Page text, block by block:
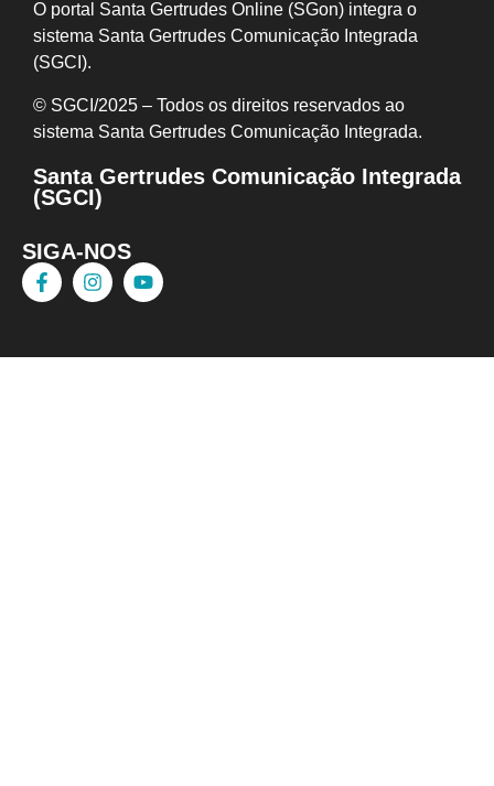
O portal Santa Gertrudes Online (SGon) integra o
sistema Santa Gertrudes Comunicação Integrada
(SGCI).
© SGCI/2025 – Todos os direitos reservados ao
sistema Santa Gertrudes Comunicação I ntegrada.
Santa Gertrudes Comunicação Integrada
(SGCI)
SIGA-NOS